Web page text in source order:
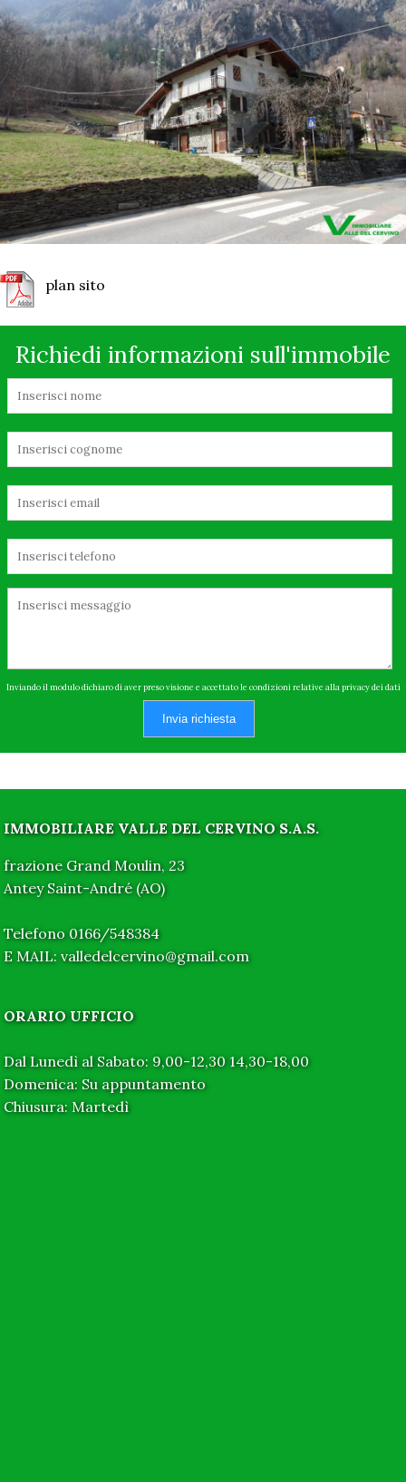
plan sito
Richiedi informazioni sull'immobile
Inviando il modulo dichiaro di aver preso visione e accettato le condizioni relative alla privacy dei dati
Invia richiesta
IMMOBILIARE VALLE DEL CERVINO S.A.S.
frazione Grand Moulin, 23
Antey Saint-André (AO)
Telefono 0166/548384
E MAIL: valledelcervino@gmail.com
ORARIO UFFICIO
Dal Lunedì al Sabato: 9,00-12,30 14,30-18,00
Domenica: Su appuntamento
Chiusura: Martedì